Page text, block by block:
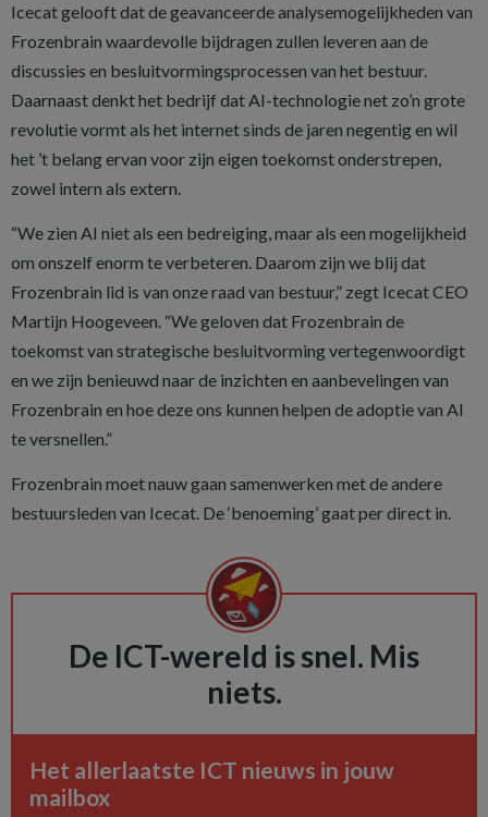
Icecat gelooft dat de geavanceerde analysemogelijkheden van
Frozenbrain waardevolle bijdragen zullen leveren aan de
discussies en besluitvormingsprocessen van het bestuur.
Daarnaast denkt het bedrijf dat AI-technologie net zo’n grote
revolutie vormt als het internet sinds de jaren negentig en wil
het ’t belang ervan voor zijn eigen toekomst onderstrepen,
zowel intern als extern.
“We zien AI niet als een bedreiging, maar als een mogelijkheid
om onszelf enorm te verbeteren. Daarom zijn we blij dat
Frozenbrain lid is van onze raad van bestuur,” zegt Icecat CEO
Martijn Hoogeveen. “We geloven dat Frozenbrain de
toekomst van strategische besluitvorming vertegenwoordigt
en we zijn benieuwd naar de inzichten en aanbevelingen van
Frozenbrain en hoe deze ons kunnen helpen de adoptie van AI
te versnellen.”
Frozenbrain moet nauw gaan samenwerken met de andere
bestuursleden van Icecat. De ‘benoeming’ gaat per direct in.
De ICT-wereld is snel. Mis
niets.
Het allerlaatste ICT nieuws in jouw
mailbox